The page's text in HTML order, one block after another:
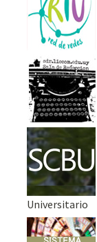
Universitario